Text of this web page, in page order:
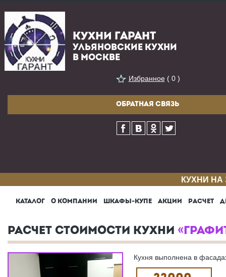
КУХНИ ГАРАНТ
УЛЬЯНОВСКИЕ КУХНИ
В МОСКВЕ
Избранное( 0 )
ОБРАТНАЯ СВЯЗЬ
КУХНИ
КАТАЛОГ О КОМПАНИИ ШКАФЫ-КУПЕ АКЦИИ РАСЧЕТ
РАСЧЕТ СТОИМОСТИ КУХНИ
Кухня выполнена в